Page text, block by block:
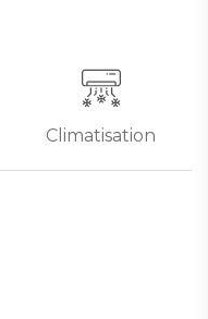
Climatisation